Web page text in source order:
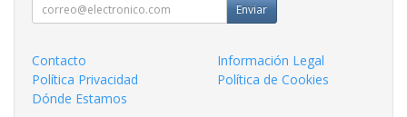
Enviar
Contacto
Información Legal
Política Privacidad
Política de Cookies
Dónde Estamos